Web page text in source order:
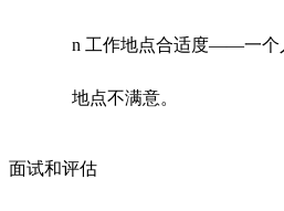
n 工作地点合适度——一个
地点不满意。
面试和评估